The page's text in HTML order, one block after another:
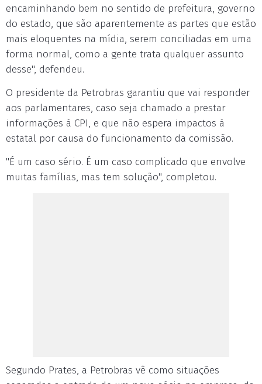
encaminhando bem no sentido de prefeitura, governo
do estado, que são aparentemente as partes que estão
mais eloquentes na mídia, serem conciliadas em uma
forma normal, como a gente trata qualquer assunto
desse", defendeu.
O presidente da Petrobras garantiu que vai responder
aos parlamentares, caso seja chamado a prestar
informações à CPI, e que não espera impactos à
estatal por causa do funcionamento da comissão.
"É um caso sério. É um caso complicado que envolve
muitas famílias, mas tem solução", completou.
Segundo Prates, a Petrobras vê como situações